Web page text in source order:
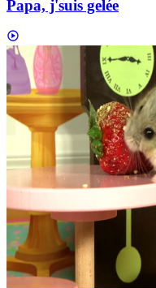
Papa, j'suis gelée